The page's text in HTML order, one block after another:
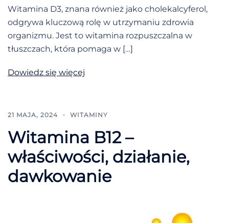
Witamina D3, znana również jako cholekalcyferol,
odgrywa kluczową rolę w utrzymaniu zdrowia
organizmu. Jest to witamina rozpuszczalna w
tłuszczach, która pomaga w […]
Dowiedz się więcej
21 MAJA, 2024 WITAMINY
Witamina B12 –
właściwości, działanie,
dawkowanie